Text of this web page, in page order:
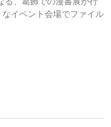
イベント会場でファイル